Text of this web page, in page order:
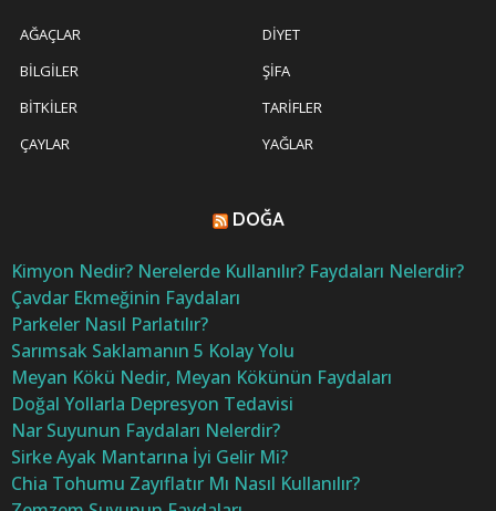
AĞAÇLAR
BILGILER
BITKILER
ÇAYLAR
DIYET
ŞIFA
TARIFLER
YAĞLAR
DOĞA
Kimyon Nedir? Nerelerde Kullanılır? Faydaları Nelerdir?
Çavdar Ekmeğinin Faydaları
Parkeler Nasıl Parlatılır?
Sarımsak Saklamanın 5 Kolay Yolu
Meyan Kökü Nedir, Meyan Kökünün Faydaları
Doğal Yollarla Depresyon Tedavisi
Nar Suyunun Faydaları Nelerdir?
Sirke Ayak Mantarına İyi Gelir Mi?
Chia Tohumu Zayıflatır Mı Nasıl Kullanılır?